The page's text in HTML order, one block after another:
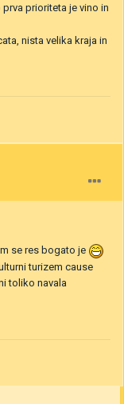
prva prioriteta je vino in
nista velika kraja in
se res bogato je
turizem cause
toliko navala